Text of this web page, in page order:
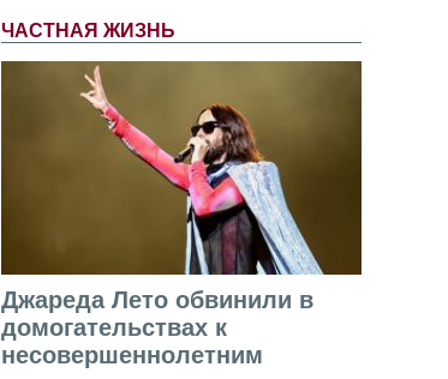
ЧАСТНАЯ ЖИЗНЬ
Джареда Лето обвинили в
домогательствах к
несовершеннолетним